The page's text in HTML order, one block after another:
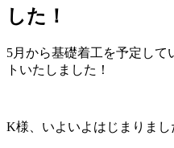
した！
5月から基礎着工を予定し
トいたしました！
K様、いよいよはじまりまし